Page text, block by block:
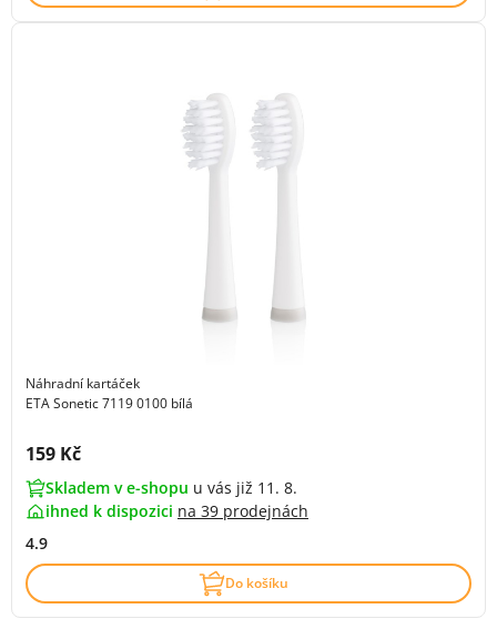
Náhradní kartáček
ETA Sonetic 7119 0100 bílá
Cena s DPH:
159 Kč
Skladem v e-shopu u vás již 11. 8.
ihned k dispozici na 39 prodejnách
4.9
Do košíku